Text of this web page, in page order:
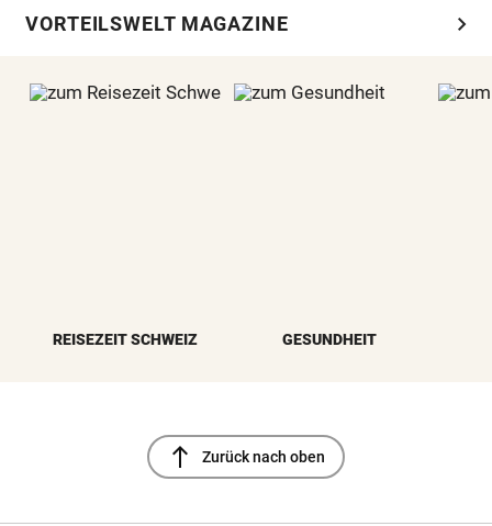
VORTEILSWELT MAGAZINE chevron_right
REISEZEIT SCHWEIZ GESUNDHEIT
north Zurück nach oben